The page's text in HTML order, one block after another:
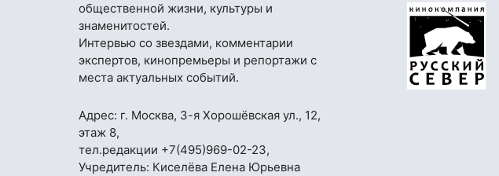
общественной жизни, культуры и
знаменитостей.
Интервью со звездами, комментарии
экспертов, кинопремьеры и репортажи с
места актуальных событий.
Адрес: г. Москва, 3-я Хорошёвская ул., 12,
этаж 8,
тел.редакции +7(495)969-02-23,
Учредитель: Киселёва Елена Юрьевна